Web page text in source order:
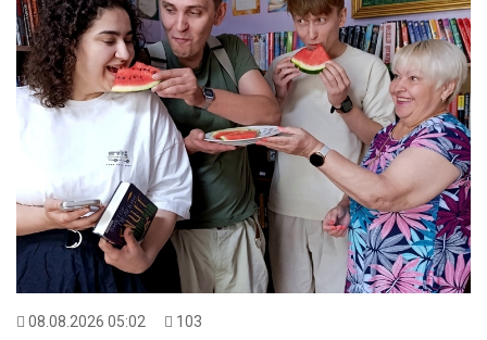
08.08.2026 05:02 103